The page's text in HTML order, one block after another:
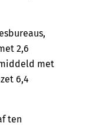
2,6
met
6,4
ten